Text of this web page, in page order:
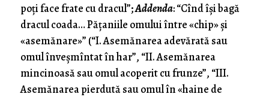
poţi face frate cu dracul”;Addenda: “Cînd îşi bagă
dracul coada… Păţaniile omului între «chip» şi
«asemănare»” (“I. Asemănarea adevărată sau
omul înveşmîntat în har”, “II. Asemănarea
mincinoasă sau omul acoperit cu frunze”, “III.
Asemănarea pierdută sau omul în «haine de